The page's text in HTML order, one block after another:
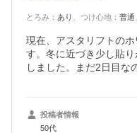
とろみ ： あり つけ心地 ： 普通
現在、アスタリフトの
す。冬に近づき少し貼
しました。まだ2日目な
投稿者情報
50代